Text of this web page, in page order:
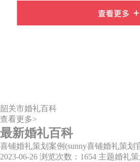
韶关市婚礼百科
查看更多>
最新婚礼百科
喜铺婚礼策划案例(sunny喜铺婚礼策划
2023-06-26 浏览次数：1654 主题婚礼